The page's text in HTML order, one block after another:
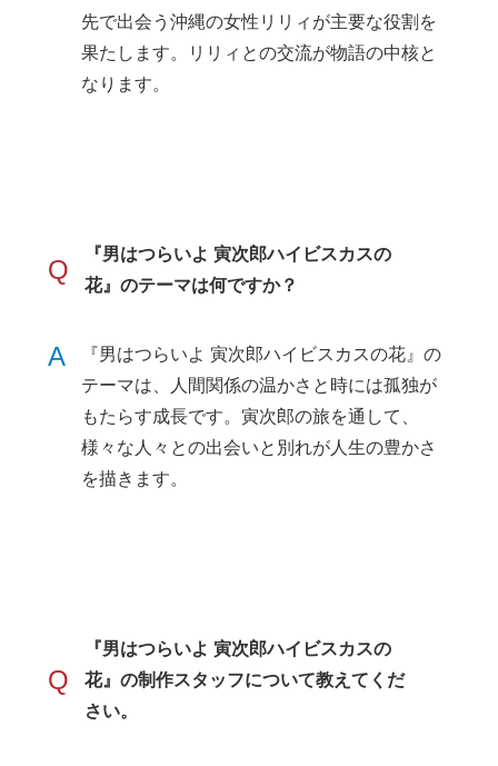
先で出会う沖縄の女性リリィが主要な役割を
果たします。リリィとの交流が物語の中核と
なります。
Q
『男はつらいよ 寅次郎ハイビスカスの
花』のテーマは何ですか？
A
『男はつらいよ 寅次郎ハイビスカスの花』の
テーマは、人間関係の温かさと時には孤独が
もたらす成長です。寅次郎の旅を通して、
様々な人々との出会いと別れが人生の豊かさ
を描きます。
Q
『男はつらいよ 寅次郎ハイビスカスの
花』の制作スタッフについて教えてくだ
さい。